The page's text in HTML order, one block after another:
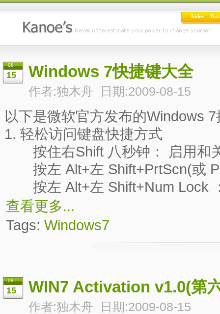
Index
08
15 Windows 7快捷键大全
作者:独木舟 日期:2009-08-15
以下是微软官方发布的Windows
1. 轻松访问键盘快捷方式
按住右Shift 八秒钟： 启用和
按左 Alt+左 Shift+PrtScn(或
按左 Alt+左 Shift+Num Lock
查看更多...
Tags: Windows7
08
15 WIN7 Activation v1.0(第
作者:独木舟 日期:2009-08-15